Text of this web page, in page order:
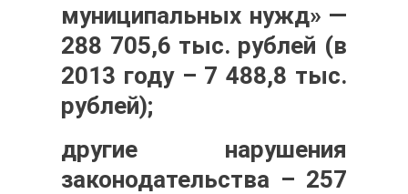
муниципальных нужд» —
288 705,6 тыс. рублей (в
2013 году – 7 488,8 тыс.
рублей);
другие нарушения
законодательства – 257